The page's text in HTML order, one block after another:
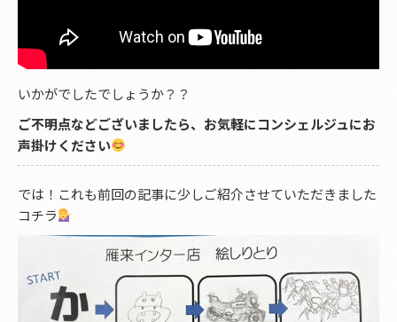
いかがでしたでしょうか？？
ご不明点などございましたら、お気軽にコンシェルジュにお
声掛けください
では！これも前回の記事に少しご紹介させていただきました
コチラ